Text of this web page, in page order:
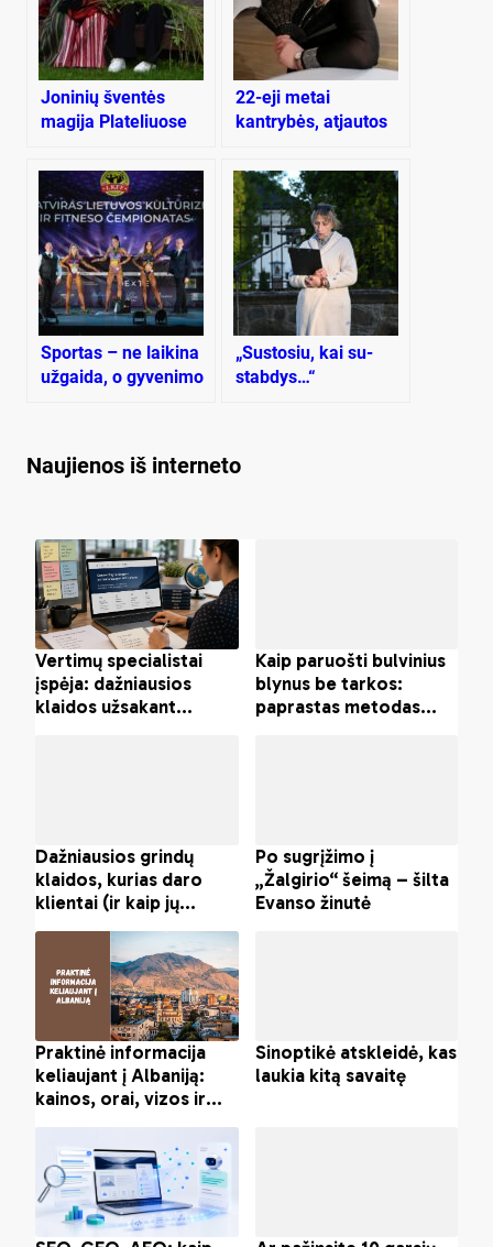
Joninių šventės
magija Plateliuose
22-eji metai
kantrybės, atjautos
neįgaliesiems
Sportas – ne laikina
užgaida, o gyvenimo
„Sus­to­siu, kai su­
stab­dys…“
Naujienos iš interneto